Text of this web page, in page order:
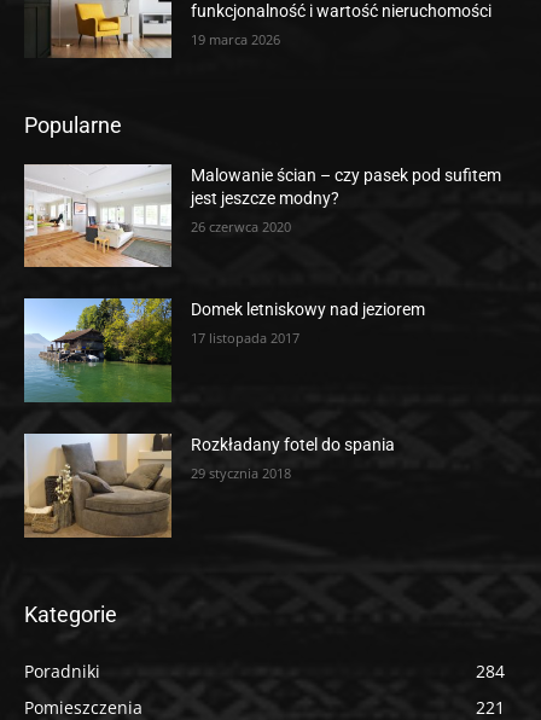
funkcjonalność i wartość nieruchomości
19 marca 2026
Popularne
Malowanie ścian – czy pasek pod sufitem
jest jeszcze modny?
26 czerwca 2020
Domek letniskowy nad jeziorem
17 listopada 2017
Rozkładany fotel do spania
29 stycznia 2018
Kategorie
Poradniki
284
Pomieszczenia
221